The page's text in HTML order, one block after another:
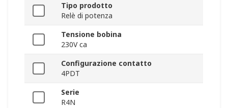
Tipo prodotto
Relè di potenza
Tensione bobina
230V ca
Configurazione contatto
4PDT
Serie
R4N